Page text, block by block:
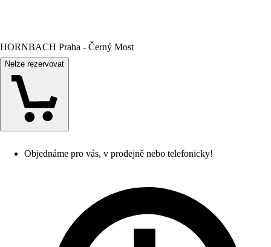
HORNBACH Praha - Černý Most
Nelze rezervovat
Objednáme pro vás, v prodejně nebo telefonicky!